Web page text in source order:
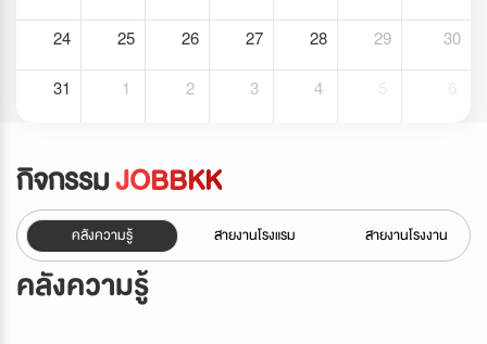
24 25 26 27 28 29 30
31 1 2 3 4
กิจกรรมJOBBKK
คลังความรู้ สายงานโรงแรม สายงานโรงงาน
คลังความรู้